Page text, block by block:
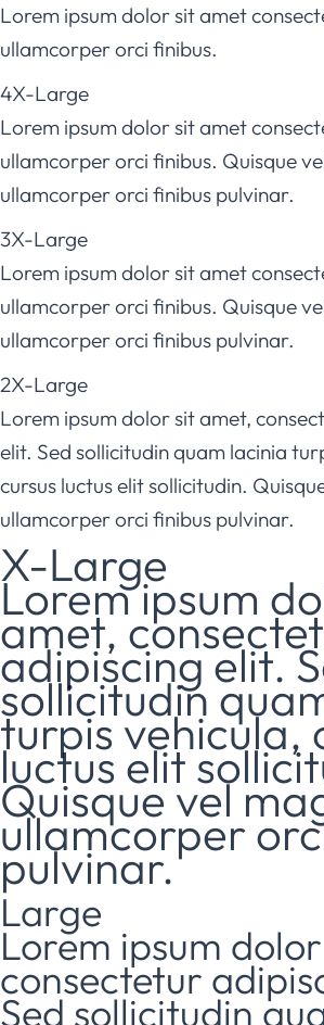
Lorem ipsum dolor sit amet
ullamcorper orci finibus.
4X-Large
Lorem ipsum dolor sit amet
ullamcorper orci finibus. Quisque
ullamcorper orci finibus pulvinar.
3X-Large
Lorem ipsum dolor sit amet
ullamcorper orci finibus. Quisque
ullamcorper orci finibus pulvinar.
2X-Large
Lorem ipsum dolor sit amet,
elit. Sed sollicitudin quam lacinia
cursus luctus elit sollicitudin.
ullamcorper orci finibus pulvinar.
X-Large
Lorem ipsum
amet,
adipiscing elit.
sollicitudin
turpis vehicula,
luctus elit
Quisque vel
ullamcorper
pulvinar.
Large
Lorem ipsum
consectetur
Sed sollicitudin